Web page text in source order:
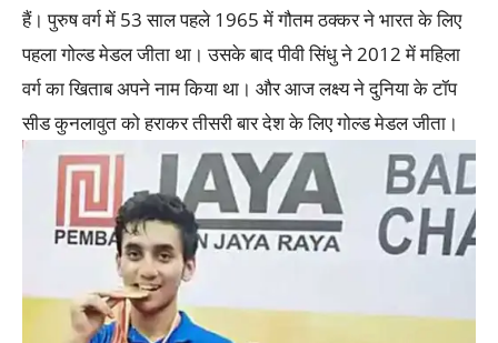
हैं। पुरुष वर्ग में 53 साल पहले 1965 में गौतम ठक्कर ने भारत के लिए
पहला गोल्ड मेडल जीता था। उसके बाद पीवी सिंधु ने 2012 में महिला
वर्ग का खिताब अपने नाम किया था। और आज लक्ष्य ने दुनिया के टॉप
सीड कुनलावुत को हराकर तीसरी बार देश के लिए गोल्ड मेडल जीता।